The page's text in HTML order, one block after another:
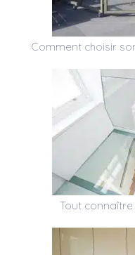
Comment choisir
Tout